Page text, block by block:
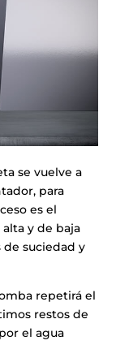
se vuelve a
para
es el
y de baja
suciedad y
repetirá el
restos de
el agua